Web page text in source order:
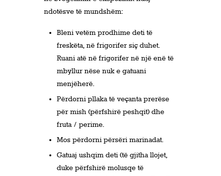
ndotësve të mundshëm:
Bleni vetëm prodhime deti të
freskëta, në frigorifer siç duhet.
Ruani atë në frigorifer në një enë të
mbyllur nëse nuk e gatuani
menjëherë.
Përdorni pllaka të veçanta prerëse
për mish (përfshirë peshqit) dhe
fruta / perime.
Mos përdorni përsëri marinadat.
Gatuaj ushqim deti (të gjitha llojet,
duke përfshirë molusqe të